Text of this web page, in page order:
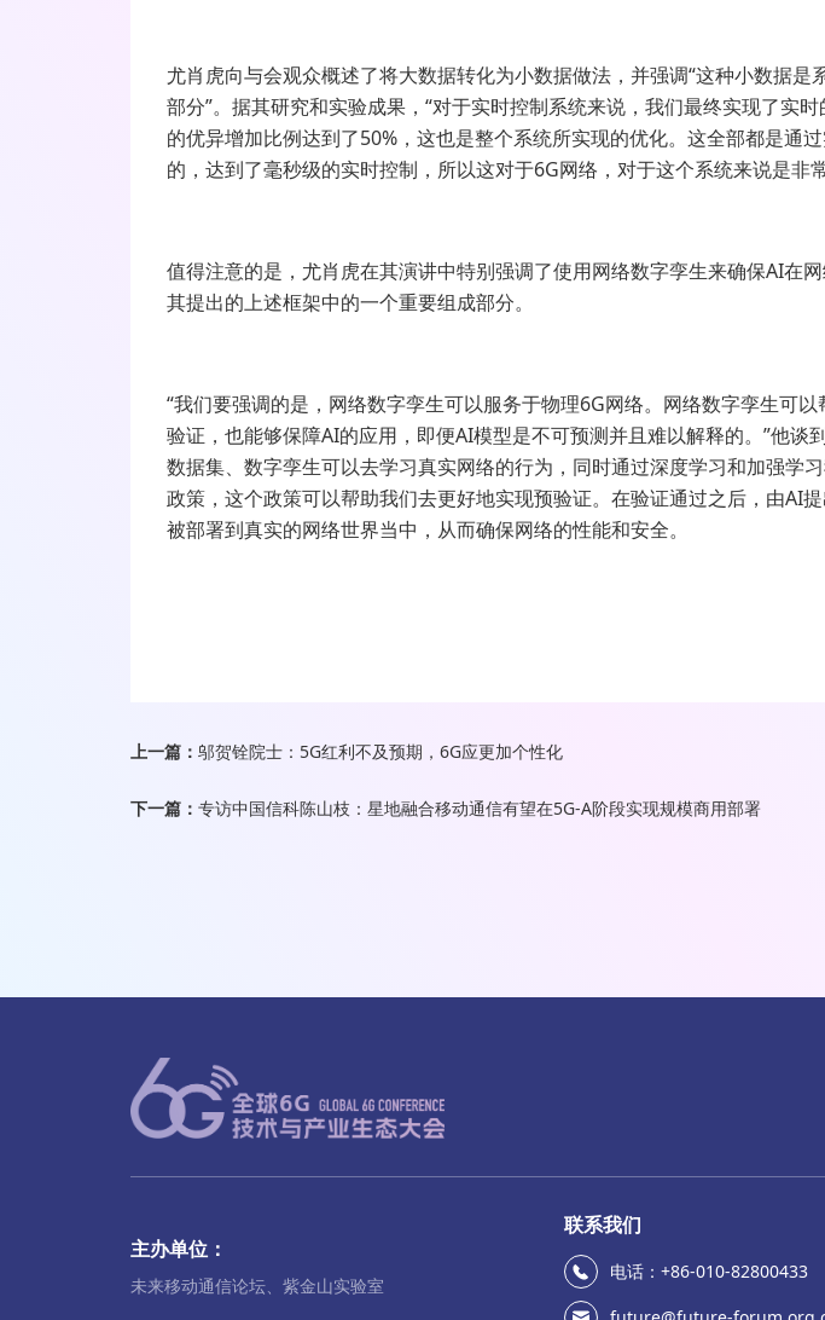
尤肖虎向与会观众概述了将大数据转化为小数据做法，并强调“这种小数据是
部分”。据其研究和实验成果，“对于实时控制系统来说，我们最终实现了实
的优异增加比例达到了50%，这也是整个系统所实现的优化。这全部都是通
的，达到了毫秒级的实时控制，所以这对于6G网络，对于这个系统来说是非
值得注意的是，尤肖虎在其演讲中特别强调了使用网络数字孪生来确保AI在
其提出的上述框架中的一个重要组成部分。
“我们要强调的是，网络数字孪生可以服务于物理6G网络。网络数字孪生可
验证，也能够保障AI的应用，即便AI模型是不可预测并且难以解释的。”他谈
数据集、数字孪生可以去学习真实网络的行为，同时通过深度学习和加强学
政策，这个政策可以帮助我们去更好地实现预验证。在验证通过之后，由AI
被部署到真实的网络世界当中，从而确保网络的性能和安全。
上一篇： 邬贺铨院士：5G红利不及预期，6G应更加个性化
下一篇： 专访中国信科陈山枝：星地融合移动通信有望在5G-A阶段实现规模商用部署
主办单位：
未来移动通信论坛、紫金山实验室
联系我们
电话：+86-010-82800433